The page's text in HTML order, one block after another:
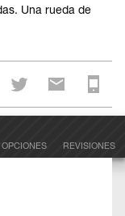
Una rueda de
REVISIONES